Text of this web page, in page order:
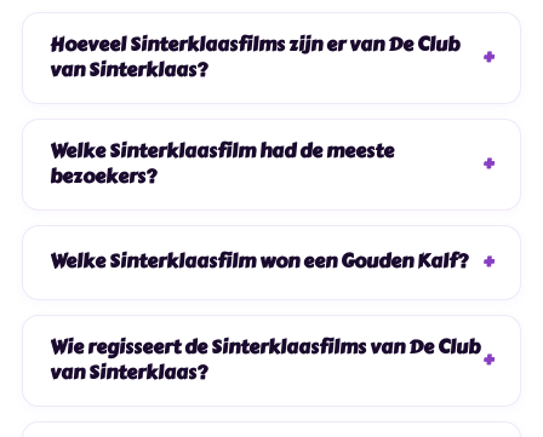
Hoeveel Sinterklaasfilms zijn er van De Club
van Sinterklaas?
Welke Sinterklaasfilm had de meeste
bezoekers?
Welke Sinterklaasfilm won een Gouden Kalf?
Wie regisseert de Sinterklaasfilms van De Club
van Sinterklaas?